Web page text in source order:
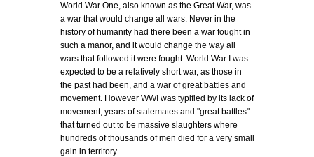
World War One, also known as the Great War, was
a war that would change all wars. Never in the
history of humanity had there been a war fought in
such a manor, and it would change the way all
wars that followed it were fought. World War I was
expected to be a relatively short war, as those in
the past had been, and a war of great battles and
movement. However WWI was typified by its lack of
movement, years of stalemates and "great battles"
that turned out to be massive slaughters where
hundreds of thousands of men died for a very small
gain in territory. …